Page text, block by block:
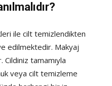
ile cilt temizlendikten
edilmektedir. Makyaj
Cildiniz tamamıyla
veya cilt temizleme